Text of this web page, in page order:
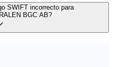
SWIFT incorrecto para
BGC AB?